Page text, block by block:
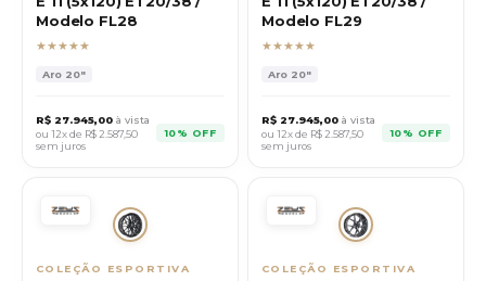
Modelo FL28
★★★★★
Aro 20"
R$ 27.945,00 à vista
ou 12x de R$ 2.587,50
sem juros
10% OFF
Modelo FL29
★★★★★
Aro 20"
R$ 27.945,00 à vista
ou 12x de R$ 2.587,50
sem juros
10% OFF
COLEÇÃO ESPORTIVA COLEÇÃO ESPORTIVA